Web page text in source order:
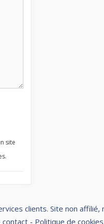
site
clients. Site non affilié,
contact- Politique de cookies